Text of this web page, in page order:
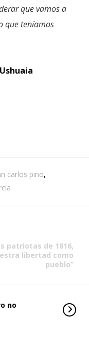
que vamos a
que teníamos
carlos pino,
patriotas de 1816,
libertad como
pueblo”
no